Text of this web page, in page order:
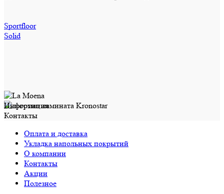
Sportfloor
Solid
Информация
Контакты
Оплата и доставка
Укладка напольных покрытий
О компании
Контакты
Акции
Полезное